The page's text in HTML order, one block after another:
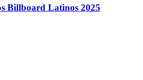
Billboard Latinos 2025